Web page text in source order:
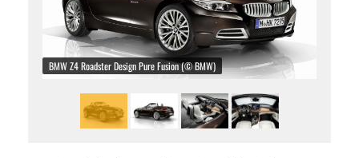
BMW Z4 Roadster Design Pure Fusion (© BMW)